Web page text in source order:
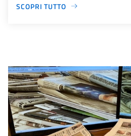
SCOPRI TUTTO